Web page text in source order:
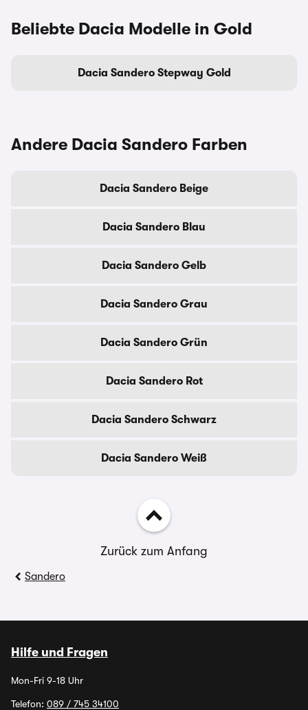
Beliebte Dacia Modelle in Gold
Dacia Sandero Stepway Gold
Andere Dacia Sandero Farben
Dacia Sandero Beige
Dacia Sandero Blau
Dacia Sandero Gelb
Dacia Sandero Grau
Dacia Sandero Grün
Dacia Sandero Rot
Dacia Sandero Schwarz
Dacia Sandero Weiß
Zurück zum Anfang
Sandero
Hilfe und Fragen
Mon-Fri 9-18 Uhr
Telefon: 089 / 745 34100